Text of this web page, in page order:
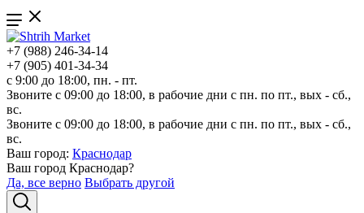
+7 (988) 246-34-14
+7 (905) 401-34-34
с 9:00 до 18:00, пн. - пт.
Звоните с 09:00 до 18:00, в рабочие дни с пн. по пт., вых - сб.,
вс.
Звоните с 09:00 до 18:00, в рабочие дни с пн. по пт., вых - сб.,
вс.
Ваш город: Краснодар
Ваш город Краснодар?
Да, все верно Выбрать другой